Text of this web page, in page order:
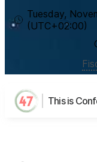
Tuesday,
(UTC+02:00)